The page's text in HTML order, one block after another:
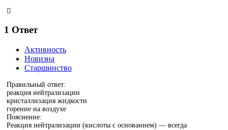
1 Ответ
Активность
Новизна
Старшинство
Правильный ответ:
реакция нейтрализации
кристаллизация жидкости
горение на воздухе
Пояснение:
Реакция нейтрализации (кислоты с основанием) — всегда